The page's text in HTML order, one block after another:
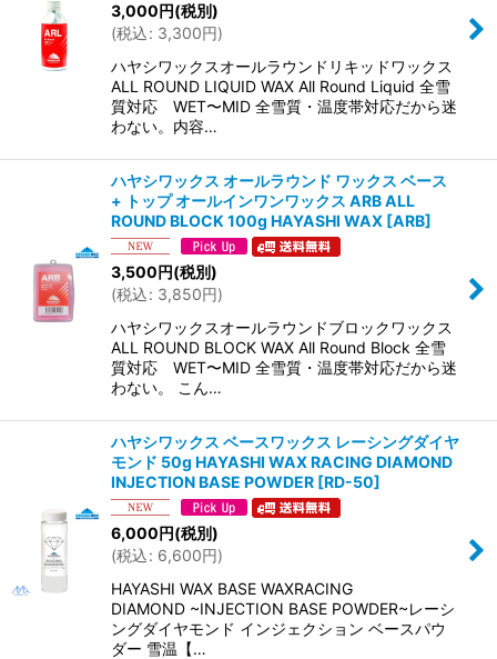
3,000円(税別)
(税込: 3,300円)
ハヤシワックスオールラウンドリキッドワックス
ALL ROUND LIQUID WAX All Round Liquid 全雪
質対応 WET〜MID 全雪質・温度帯対応だから迷
わない。内容…
ハヤシワックス オールラウンド ワックス ベース
+ トップ オールインワンワックス ARB ALL
ROUND BLOCK 100g HAYASHI WAX [ARB]
3,500円(税別)
(税込: 3,850円)
ハヤシワックスオールラウンドブロックワックス
ALL ROUND BLOCK WAX All Round Block 全雪
質対応 WET〜MID 全雪質・温度帯対応だから迷
わない。 こん…
ハヤシワックス ベースワックス レーシングダイヤ
モンド 50g HAYASHI WAX RACING DIAMOND
INJECTION BASE POWDER [RD-50]
6,000円(税別)
(税込: 6,600円)
HAYASHI WAX BASE WAXRACING
DIAMOND ~INJECTION BASE POWDER~レーシ
ングダイヤモンド インジェクション ベースパウ
ダー 雪温【…